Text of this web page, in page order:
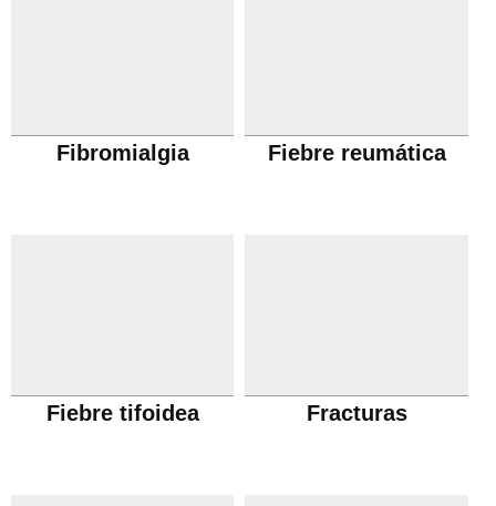
Fibromialgia Fiebre reumática
Fiebre tifoidea Fracturas